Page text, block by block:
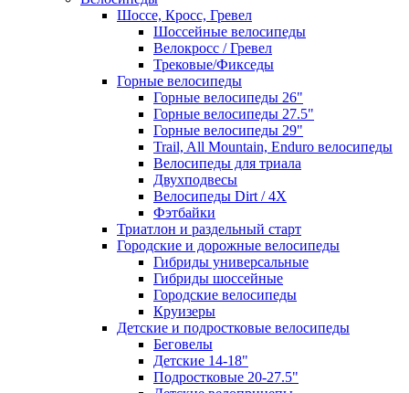
Шоссе, Кросс, Гревел
Шоссейные велосипеды
Велокросс / Гревел
Трековые/Фикседы
Горные велосипеды
Горные велосипеды 26"
Горные велосипеды 27.5"
Горные велосипеды 29"
Trail, All Mountain, Enduro велосипеды
Велосипеды для триала
Двухподвесы
Велосипеды Dirt / 4X
Фэтбайки
Триатлон и раздельный старт
Городские и дорожные велосипеды
Гибриды универсальные
Гибриды шоссейные
Городские велосипеды
Круизеры
Детские и подростковые велосипеды
Беговелы
Детские 14-18"
Подростковые 20-27.5"